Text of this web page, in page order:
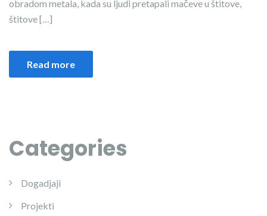
obradom metala, kada su ljudi pretapali mačeve u štitove,
štitove […]
Read more
Categories
Dogadjaji
Projekti